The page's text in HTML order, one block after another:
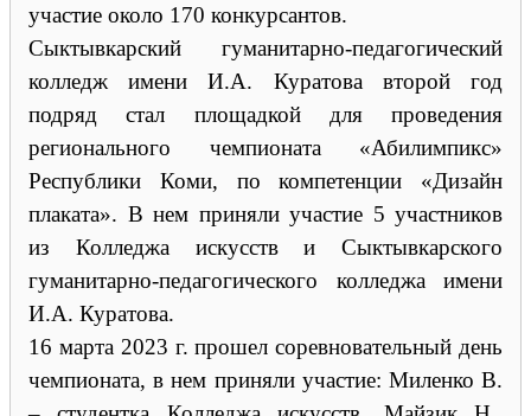
участие около 170 конкурсантов.
Сыктывкарский гуманитарно-педагогический
колледж имени И.А. Куратова второй год
подряд стал площадкой для проведения
регионального чемпионата «Абилимпикс»
Республики Коми, по компетенции «Дизайн
плаката». В нем приняли участие 5 участников
из Колледжа искусств и Сыктывкарского
гуманитарно-педагогического колледжа имени
И.А. Куратова.
16 марта 2023 г. прошел соревновательный день
чемпионата, в нем приняли участие: Миленко В.